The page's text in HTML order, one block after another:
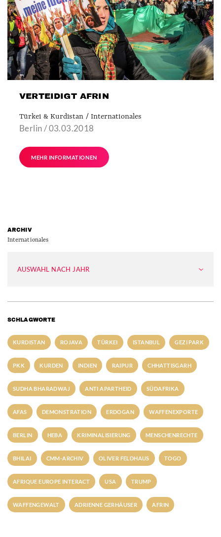
VERTEIDIGT AFRIN
Türkei & Kurdistan / Internationales
Berlin / 03.03.2018
MEHR INFORMATIONEN
ARCHIV
Internationales
AUSWAHL NACH JAHR
SCHLAGWORTE
KURDISTAN ROJAVA TÜRKEI ISTANBUL GEZI PARK
PKK KURDEN INDIEN RAIPUR CHHATTISGARH
SUDHA BHARADWAJ ANTI APARTHEID SÜDAFRIKA
AFAS DEMONSTRATION ERDOGAN WAFFENEXPORTE
BERLIN HEBA KRIMINALISIERUNG MENSCHENRECHTE
BHILAI CMM-ARCHIV OLIVER FELDHAUS TOGO
AFRIQUE EUROPE INTERACT USA TRUMP
WAFFENGEWALT ADRIENNE GERHÄUSER AFRIN